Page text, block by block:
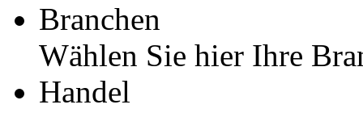
Branchen
Wählen Sie hier Ihre
Handel